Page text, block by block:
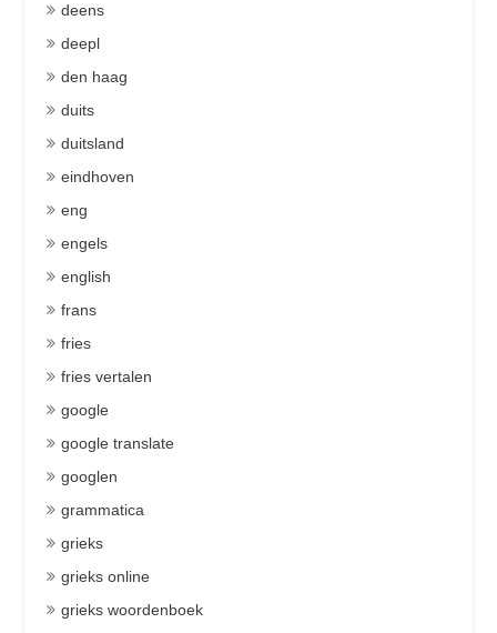
deens
deepl
den haag
duits
duitsland
eindhoven
eng
engels
english
frans
fries
fries vertalen
google
google translate
googlen
grammatica
grieks
grieks online
grieks woordenboek